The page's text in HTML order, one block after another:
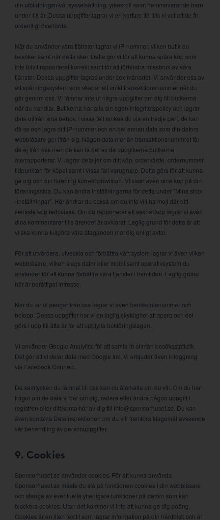
din utbildningsnivå, sysselsättning, yrkesroll samt hemmavarande barn
under 18 år. Dessa uppgifter lagrar vi en kortare tid tills vi vet att de är
ordentligt överförda.
När du använder våra tjänster lagrar vi IP-nummer, vilken butik du
besöker samt när detta sker. Detta gör vi för att kunna spåra köp som
inte blivit rapporterat korrekt samt för att förhindra missbruk av våra
tjänster. Dessa uppgifter lagras under sex månader. Vi använder oss av
ett spårningssystem som skapar ett unikt transaktionsnummer när du
går genom oss. Vi lämnar inte ut några uppgifter om dig till butikerna
när du handlar. Butikerna har alla sin egen integritetspolicy och lagrar
data utifrån sina behov. I vissa fall länkas du via en tredje part, de kan
då se och lagra ditt IP-nummer och en del annan data som din dators
webbläsare ger ifrån sig. Någon data mer än transaktionsnummret får
de ej från oss men de kan ta del av de uppgifterna butikerna
återrapporterar. Vi lagrar detaljer om ditt köp, ordervärde, ordernummer,
tidpunkten för köpet samt i vissa fall varugrupp. Detta görs för att kunna
ge dig och din förening korrekt provision. Vi visar även dina köp på din
föreningssida. Du kan ändra inställningarna för detta under ”Mina sidor
-Inställningar”. Här ändrar du också om du inte vill ha mejl där ditt
senaste köp redovisas. Om du rapporterar ett saknat köp lagrar vi även
dina kommentarer tills ärendet är avklarat. Laglig grund för detta är att
vi ska kunna fullgöra våra åtaganden mot dig enligt avtal.
För att utvärdera, utveckla och förbättra vårt system lagrar vi även vilken
webbläsare, vilken slags dator eller mobil samt operativsystem du
använder för att kunna förbättra våra tjänster i framtiden. Laglig grund
här är berättigat intresse.
När du tar ut pengar från oss lagrar vi även bankkontonummer och
belopp. Dessa uppgifter har vi en laglig skyldighet att spara och det
görs i upp till åtta år för att uppfylla bokföringslagen.
Vi använder Google Analytics för att samla in allmän besöksstatistik.
Det gör att vi delar data med Google Inc. Vi erbjuder även inloggning
via Facebook Connect.
De samtycken du lämnat till oss kan du återkalla om du vill. Om du har
frågor om de data vi har om dig, radera eller ändra någon uppgift i
registren eller ditt konto hör av dig till info@sponsorhuset.se. Du kan
även kontakta Datainspektionen om du vill framföra klagomål avseende
vår behandling av personuppgifter.
9. Cookies
Sponsorhuset.se använder cookies. För att kunna använda
Sponsorhuset.se måste du slå på funktionen cookies i din webbläsare
och stänga av eventuella ytterligare funktioner på datorn som kan
blockera cookies. Utan det kommer vi inte att kunna ge dig poäng.
Cookies är en liten textfil som lagrar information på din hårddisk och är